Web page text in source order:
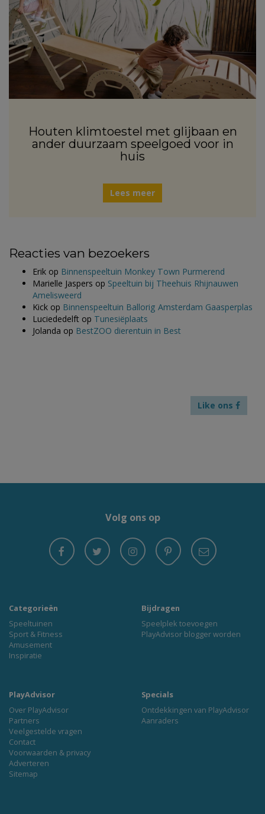
Houten klimtoestel met glijbaan en
ander duurzaam speelgoed voor in
huis
Lees meer
Reacties van bezoekers
Erik op Binnenspeeltuin Monkey Town Purmerend
Marielle Jaspers op Speeltuin bij Theehuis Rhijnauwen
Amelisweerd
Kick op Binnenspeeltuin Ballorig Amsterdam Gaasperplas
Luciededelft op Tunesiëplaats
Jolanda op BestZOO dierentuin in Best
Like ons
Volg ons op
Categorieën
Speeltuinen
Sport & Fitness
Amusement
Inspiratie
Bijdragen
Speelplek toevoegen
PlayAdvisor blogger worden
PlayAdvisor
Over PlayAdvisor
Partners
Veelgestelde vragen
Contact
Voorwaarden & privacy
Adverteren
Sitemap
Specials
Ontdekkingen van PlayAdvisor
Aanraders